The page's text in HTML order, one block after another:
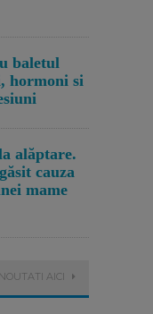
baletul
hormoni si
alăptare.
cauza
mame
NOUTATI AICI